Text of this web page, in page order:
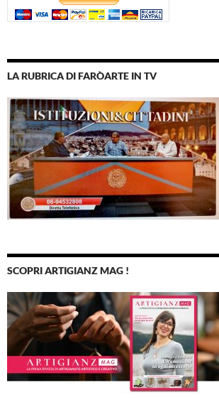
LA RUBRICA DI FARÒARTE IN TV
SCOPRI ARTIGIANZ MAG !